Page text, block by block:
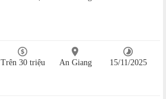
Trên 30 triệu An Giang 15/11/2025